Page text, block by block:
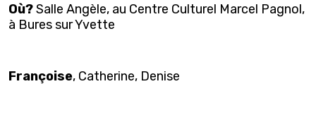
Où?Salle Angèle, au Centre Culturel Marcel Pagnol,
à Bures sur Yvette
Françoise, Catherine, Denise